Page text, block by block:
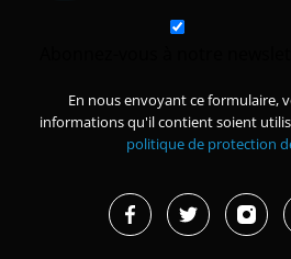
En nous envoyant ce formulaire,
informations qu'il contient soient
politique de protection